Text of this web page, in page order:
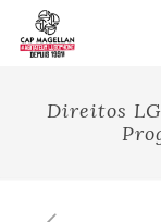
Direitos